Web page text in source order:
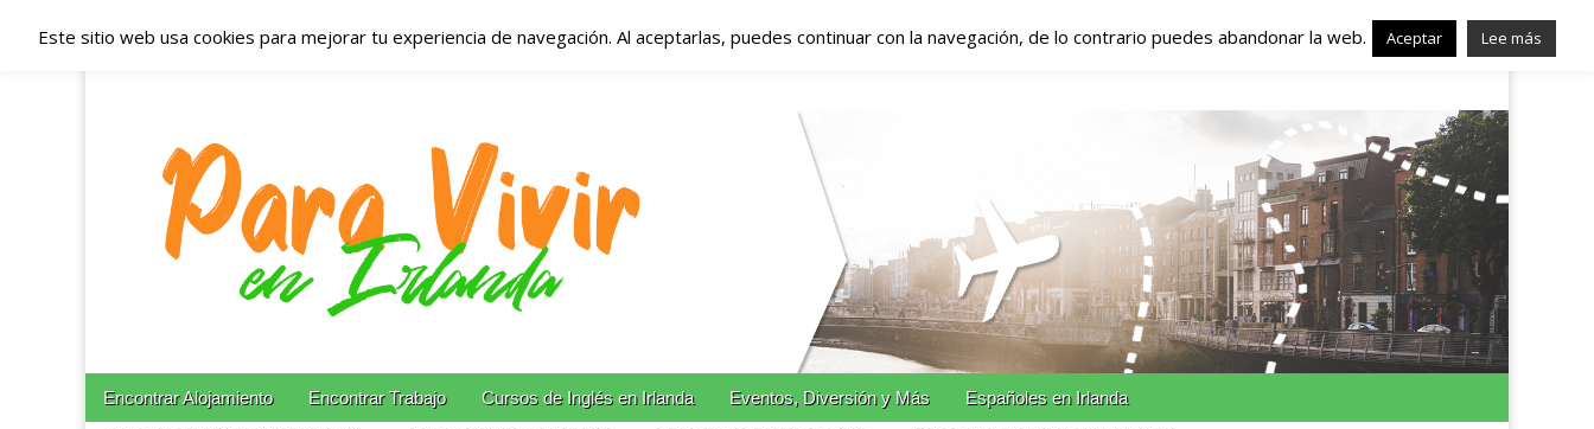
Españoles en Irlanda – Vivir en Irlanda – Trabajo en
Irlanda – Alojamiento en Irlanda
Blog dedicado a los que viven, estudian y trabajan en Irlanda!
Main menu
Skip to content
Encontrar Alojamiento Encontrar Trabajo Cursos de Inglés en Irlanda Eventos, Diversión y Más Españoles en Irlanda
Este sitio web usa cookies para mejorar tu experiencia de navegación. Al aceptarlas, puedes continuar con la navegación, de lo contrario puedes abandonar la web. Aceptar Lee más